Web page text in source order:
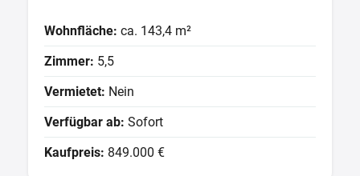
Wohnfläche: ca. 143,4 m²
Zimmer: 5,5
Vermietet: Nein
Verfügbar ab: Sofort
Kaufpreis: 849.000 €